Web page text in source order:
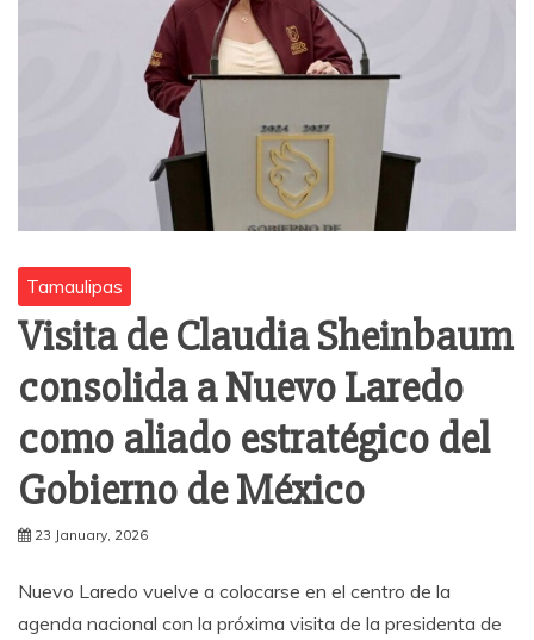
Tamaulipas
Visita de Claudia Sheinbaum
consolida a Nuevo Laredo
como aliado estratégico del
Gobierno de México
23 January, 2026
Nuevo Laredo vuelve a colocarse en el centro de la
agenda nacional con la próxima visita de la presidenta de